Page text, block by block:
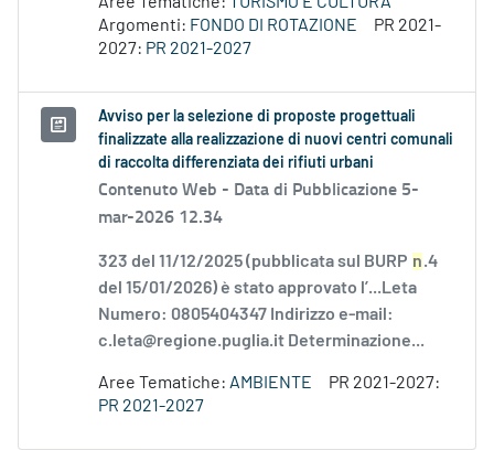
Argomenti: FONDO DI ROTAZIONE
PR 2021-
2027: PR 2021-2027
Avviso per la selezione di proposte progettuali
finalizzate alla realizzazione di nuovi centri comunali
di raccolta differenziata dei rifiuti urbani
Contenuto Web - Data di Pubblicazione 5-
mar-2026 12.34
323 del 11/12/2025 (pubblicata sul BURP n.4
del 15/01/2026) è stato approvato l’...Leta
Numero: 0805404347 Indirizzo e-mail:
c.leta@regione.puglia.it Determinazione...
Aree Tematiche: AMBIENTE
PR 2021-2027:
PR 2021-2027